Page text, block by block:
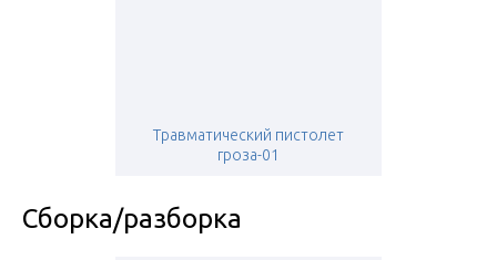
Травматический пистолет
гроза-01
Сборка/разборка